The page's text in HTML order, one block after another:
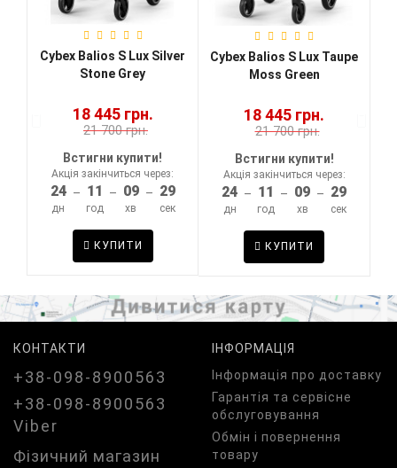
Cybex Balios S Lux Silver
Stone Grey
18 445 грн.
21 700 грн.
Встигни купити!
Акція закінчиться через:
24
дн
– 11
год
– 09
хв
– 29
сек
КУПИТИ
Cybex Balios S Lux Taupe
Moss Green
18 445 грн.
21 700 грн.
Встигни купити!
Акція закінчиться через:
24
дн
– 11
год
– 09
хв
– 29
сек
КУПИТИ
КОНТАКТИ
+38-098-8900563
+38-098-8900563
Viber
Фізичний магазин
ІНФОРМАЦІЯ
Iнформація про доставку
Гарантія та сервісне
обслуговування
Обмін і повернення
товару